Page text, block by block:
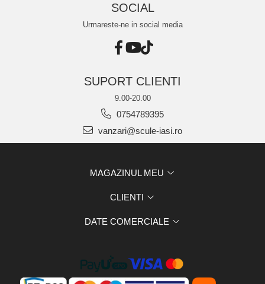
SOCIAL
Urmareste-ne in social media
SUPORT CLIENTI
9.00-20.00
0754789395
vanzari@scule-iasi.ro
MAGAZINUL MEU
CLIENTI
DATE COMERCIALE